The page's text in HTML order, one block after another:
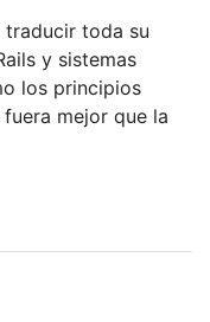
traducir toda su
y sistemas
los principios
mejor que la